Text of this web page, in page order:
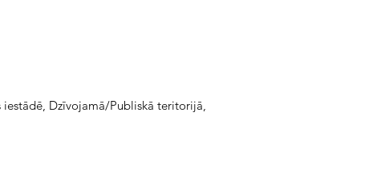
Dzīvojamā/Publiskā teritorijā,